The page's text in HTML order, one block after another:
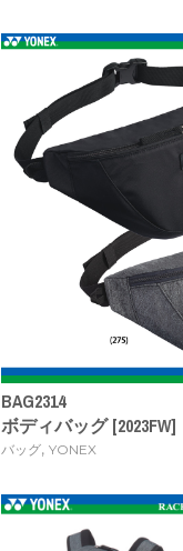
BAG2314
ボディバッグ [2023FW]
バッグ, YONEX